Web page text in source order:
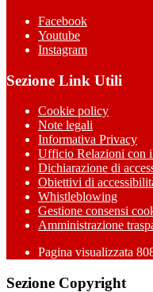
Facebook
Youtube
Instagram
Sezione Link Utili
Cookie policy
Note legali
Informativa Privacy
Ufficio Relazioni con
Dichiarazione di
Obiettivi di
Whistleblowing
Gestione consensi
Amministrazione
Pagina visualizzata
Sezione Copyright